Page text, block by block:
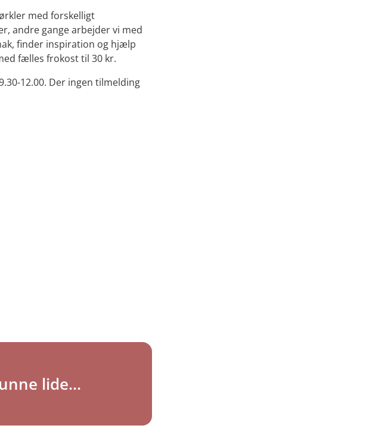
med forskelligt
andre gange arbejder vi med
finder inspiration og hjælp
fælles frokost til 30 kr.
12.00. Der ingen tilmelding
lide...